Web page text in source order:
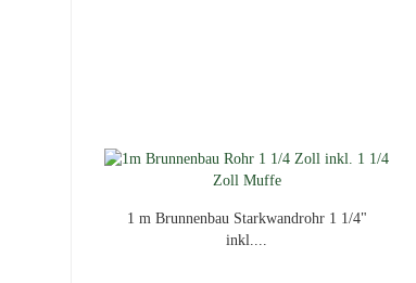
1 m Brunnenbau Starkwandrohr 1 1/4"
inkl....